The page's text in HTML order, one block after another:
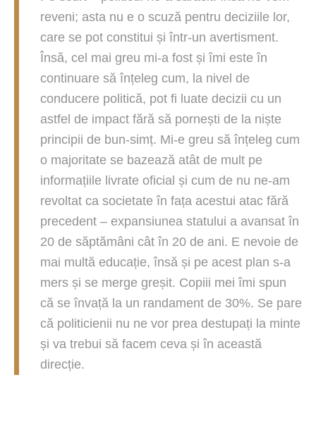
reveni; asta nu e o scuză pentru deciziile lor,
care se pot constitui și într-un avertisment.
Însă, cel mai greu mi-a fost și îmi este în
continuare să înțeleg cum, la nivel de
conducere politică, pot fi luate decizii cu un
astfel de impact fără să pornești de la niște
principii de bun-simț. Mi-e greu să înțeleg cum
o majoritate se bazează atât de mult pe
informațiile livrate oficial și cum de nu ne-am
revoltat ca societate în fața acestui atac fără
precedent – expansiunea statului a avansat în
20 de săptămâni cât în 20 de ani. E nevoie de
mai multă educație, însă și pe acest plan s-a
mers și se merge greșit. Copiii mei îmi spun
că se învață la un randament de 30%. Se pare
că politicienii nu ne vor prea destupați la minte
și va trebui să facem ceva și în această
direcție.